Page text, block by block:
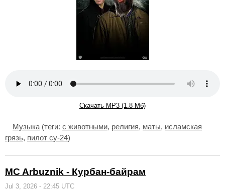
Скачать MP3 (1.8 Мб)
Музыка (теги: с животными, религия, маты, исламская
грязь, пилот су-24)
MC Arbuznik - Курбан-байрам
Jul 3, 2026 - 22:45 UTC